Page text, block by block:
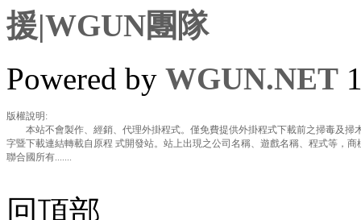
援|WGUN團隊
Powered by WGUN.NET
版權說明:
本站不會製作、經銷、代理外掛程式。僅免費提供外掛程式下載前之掃毒及掃
字暨下載連結轉載自原程 式開發站。站上出現之公司名稱、遊戲名稱、程式等，
聯合國所有.......
回頂部